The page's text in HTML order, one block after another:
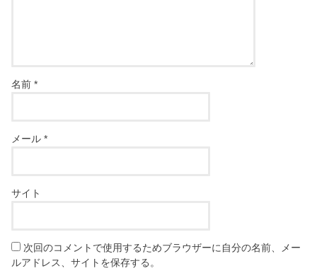
名前*
メール*
サイト
次回のコメントで使用するためブラウザーに自分の名前、メー
ルアドレス、サイトを保存する。